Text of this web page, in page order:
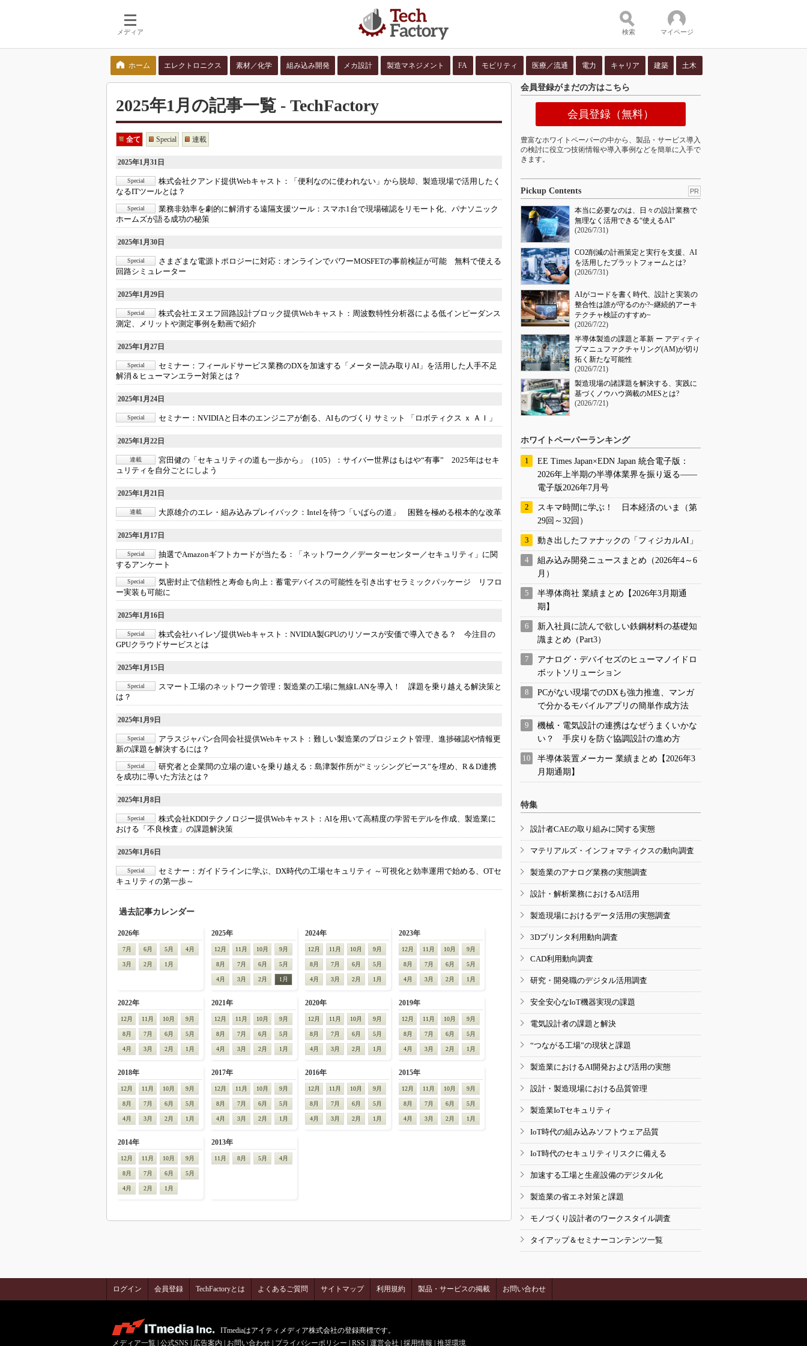
メディア
コンテンツ：
検索 マイページ
ホーム エレクトロニクス 素材／化学 組み込み開発 メカ設計 製造マネジメント FA モビリティ 医療／流通 電力 キャリア 建築 土木
2025年1月の記事一覧 - TechFactory
全て Special 連載
2025年1月31日
Special 株式会社クアンド提供Webキャスト：
「便利なのに使われない」から脱却、製造現場で活用したく
なるITツールとは？
Special 業務非効率を劇的に解消する遠隔支援ツール： スマホ1台で現場確認をリモート化、パナソニック
ホームズが語る成功の秘策
2025年1月30日
Special さまざまな電源トポロジーに対応： オンラインでパワーMOSFETの事前検証が可能 無料で使える
回路シミュレーター
2025年1月29日
Special 株式会社エヌエフ回路設計ブロック提供Webキャスト： 周波数特性分析器による低インピーダンス
測定、メリットや測定事例を動画で紹介
2025年1月27日
Special セミナー： フィールドサービス業務のDXを加速する「メーター読み取りAI」を活用した人手不足
解消＆ヒューマンエラー対策とは？
2025年1月24日
Special セミナー： NVIDIAと日本のエンジニアが創る、AIものづくり サミット 「ロボティクス ｘ ＡＩ」
2025年1月22日
連載 宮田健の「セキュリティの道も一歩から」（105）： サイバー世界はもはや“有事” 2025年はセキ
ュリティを自分ごとにしよう
2025年1月21日
連載 大原雄介のエレ・組み込みプレイバック： Intelを待つ「いばらの道」 困難を極める根本的な改革
2025年1月17日
Special 抽選でAmazonギフトカードが当たる：
「ネットワーク／データーセンター／セキュリティ」に関
するアンケート
Special 気密封止で信頼性と寿命も向上： 蓄電デバイスの可能性を引き出すセラミックパッケージ リフロ
ー実装も可能に
2025年1月16日
Special 株式会社ハイレゾ提供Webキャスト： NVIDIA製GPUのリソースが安価で導入できる？ 今注目の
GPUクラウドサービスとは
2025年1月15日
Special スマート工場のネットワーク管理： 製造業の工場に無線LANを導入！ 課題を乗り越える解決策と
は？
2025年1月9日
Special アラスジャパン合同会社提供Webキャスト： 難しい製造業のプロジェクト管理、進捗確認や情報更
新の課題を解決するには？
Special 研究者と企業間の立場の違いを乗り越える： 島津製作所が“ミッシングピース”を埋め、R＆D連携
を成功に導いた方法とは？
2025年1月8日
Special 株式会社KDDIテクノロジー提供Webキャスト： AIを用いて高精度の学習モデルを作成、製造業に
おける「不良検査」の課題解決策
2025年1月6日
Special セミナー： ガイドラインに学ぶ、DX時代の工場セキュリティ ～可視化と効率運用で始める、OTセ
キュリティの第一歩～
過去記事カレンダー
2026年
7月 6月 5月 4月
3月 2月 1月
2025年
12月 11月 10月 9月
8月 7月 6月 5月
4月 3月 2月 1月
2024年
12月 11月 10月 9月
8月 7月 6月 5月
4月 3月 2月 1月
2023年
12月 11月 10月 9月
8月 7月 6月 5月
4月 3月 2月 1月
2022年
12月 11月 10月 9月
8月 7月 6月 5月
4月 3月 2月 1月
2021年
12月 11月 10月 9月
8月 7月 6月 5月
4月 3月 2月 1月
2020年
12月 11月 10月 9月
8月 7月 6月 5月
4月 3月 2月 1月
2019年
12月 11月 10月 9月
8月 7月 6月 5月
4月 3月 2月 1月
2018年
12月 11月 10月 9月
8月 7月 6月 5月
4月 3月 2月 1月
2017年
12月 11月 10月 9月
8月 7月 6月 5月
4月 3月 2月 1月
2016年
12月 11月 10月 9月
8月 7月 6月 5月
4月 3月 2月 1月
2015年
12月 11月 10月 9月
8月 7月 6月 5月
4月 3月 2月 1月
2014年
12月 11月 10月 9月
8月 7月 6月 5月
4月 2月 1月
2013年
11月 8月 5月 4月
会員登録がまだの方はこちら
会員登録（無料）
豊富なホワイトペーパーの中から、製品・サービス導入
の検討に役立つ技術情報や導入事例などを簡単に入手で
きます。
Pickup Contents PR
本当に必要なのは、日々の設計業務で
無理なく活用できる“使えるAI”
(2026/7/31)
CO2削減の計画策定と実行を支援、AI
を活用したプラットフォームとは?
(2026/7/31)
AIがコードを書く時代、設計と実装の
整合性は誰が守るのか?~継続的アーキ
テクチャ検証のすすめ~
(2026/7/22)
半導体製造の課題と革新 ー アディティ
ブマニュファクチャリング(AM)が切り
拓く新たな可能性
(2026/7/21)
製造現場の諸課題を解決する、実践に
基づくノウハウ満載のMESとは?
(2026/7/21)
ホワイトペーパーランキング
EE Times Japan×EDN Japan 統合電子版：
2026年上半期の半導体業界を振り返る――
電子版2026年7月号
スキマ時間に学ぶ！ 日本経済のいま（第
29回～32回）
動き出したファナックの「フィジカルAI」
組み込み開発ニュースまとめ（2026年4～6
月）
半導体商社 業績まとめ【2026年3月期通
期】
新入社員に読んで欲しい鉄鋼材料の基礎知
識まとめ（Part3）
アナログ・デバイセズのヒューマノイドロ
ボットソリューション
PCがない現場でのDXも強力推進、マンガ
で分かるモバイルアプリの簡単作成方法
機械・電気設計の連携はなぜうまくいかな
い？ 手戻りを防ぐ協調設計の進め方
半導体装置メーカー 業績まとめ【2026年3
月期通期】
特集
設計者CAEの取り組みに関する実態
マテリアルズ・インフォマティクスの動向調査
製造業のアナログ業務の実態調査
設計・解析業務におけるAI活用
製造現場におけるデータ活用の実態調査
3Dプリンタ利用動向調査
CAD利用動向調査
研究・開発職のデジタル活用調査
安全安心なIoT機器実現の課題
電気設計者の課題と解決
“つながる工場”の現状と課題
製造業におけるAI開発および活用の実態
設計・製造現場における品質管理
製造業IoTセキュリティ
IoT時代の組み込みソフトウェア品質
IoT時代のセキュリティリスクに備える
加速する工場と生産設備のデジタル化
製造業の省エネ対策と課題
モノづくり設計者のワークスタイル調査
タイアップ＆セミナーコンテンツ一覧
ログイン 会員登録 TechFactoryとは よくあるご質問 サイトマップ 利用規約 製品・サービスの掲載 お問い合わせ
ITmediaはアイティメディア株式会社の登録商標です。
メディア一覧 公式SNS 広告案内 お問い合わせ プライバシーポリシー RSS 運営会社 採用情報 推奨環境